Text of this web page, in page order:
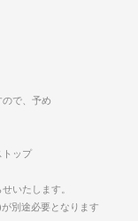
で、予め
トップ
いたします。
別途必要となります